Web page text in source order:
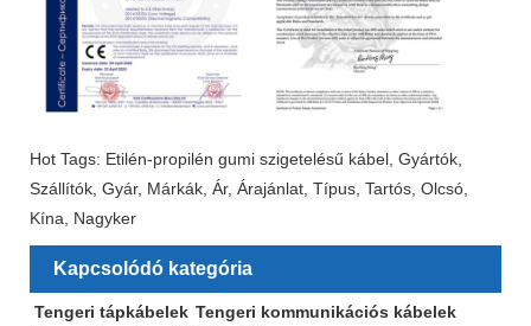
Hot Tags: Etilén-propilén gumi szigetelésű kábel, Gyártók,
Szállítók, Gyár, Márkák, Ár, Árajánlat, Típus, Tartós, Olcsó,
Kína, Nagyker
Kapcsolódó kategória
Tengeri tápkábelek Tengeri kommunikációs kábelek